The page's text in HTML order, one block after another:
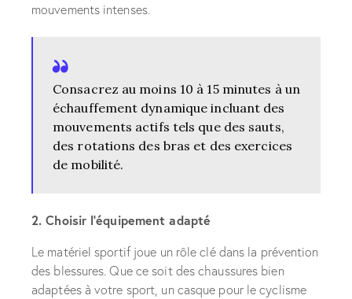
mouvements intenses.
Consacrez au moins 10 à 15 minutes à un
échauffement dynamique incluant des
mouvements actifs tels que des sauts,
des rotations des bras et des exercices
de mobilité.
2. Choisir l’équipement adapté
Le matériel sportif joue un rôle clé dans la prévention
des blessures. Que ce soit des chaussures bien
adaptées à votre sport, un casque pour le cyclisme